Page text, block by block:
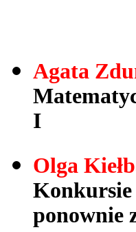
Agata
I
Olga
Konkursie
ponownie